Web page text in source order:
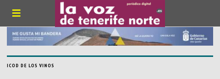
ICOD DE LOS VINOS